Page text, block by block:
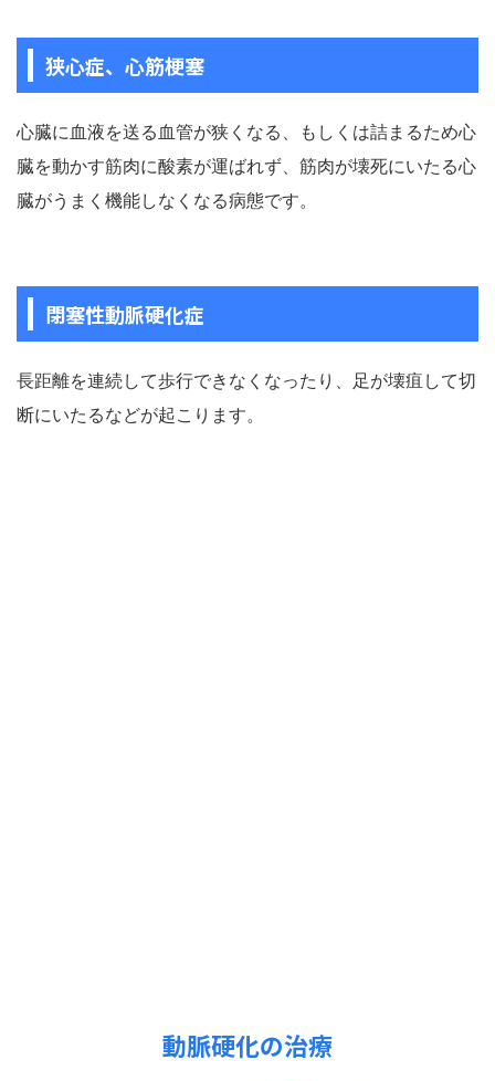
狭心症、心筋梗塞
心臓に血液を送る血管が狭くなる、もしくは詰まるため心
臓を動かす筋肉に酸素が運ばれず、筋肉が壊死にいたる心
臓がうまく機能しなくなる病態です。
閉塞性動脈硬化症
長距離を連続して歩行できなくなったり、足が壊疽して切
断にいたるなどが起こります。
動脈硬化の治療